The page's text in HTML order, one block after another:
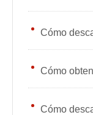
Cómo
Cómo
Cómo